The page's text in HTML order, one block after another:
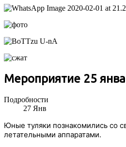
Мероприятие 25
Подробности
27 Янв
Юные туляки познакомились со
летательными аппаратами.